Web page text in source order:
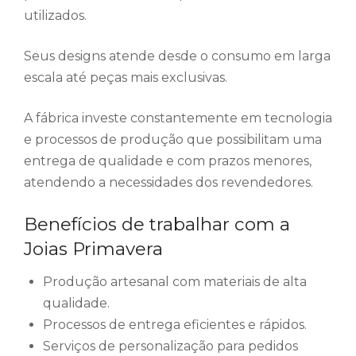
utilizados.
Seus designs atende desde o consumo em larga
escala até peças mais exclusivas.
A fábrica investe constantemente em tecnologia
e processos de produção que possibilitam uma
entrega de qualidade e com prazos menores,
atendendo a necessidades dos revendedores.
Benefícios de trabalhar com a
Joias Primavera
Produção artesanal com materiais de alta
qualidade.
Processos de entrega eficientes e rápidos.
Serviços de personalização para pedidos